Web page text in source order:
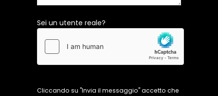
Sei un utente reale?
Cliccando su "Invia il messaggio" accetto che